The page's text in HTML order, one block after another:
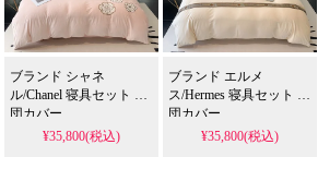
ブランド シャネ
ル/Chanel 寝具セット 布
団カバー
¥35,800(税込)
ブランド エルメ
ス/Hermes 寝具セット 布
団カバー
¥35,800(税込)